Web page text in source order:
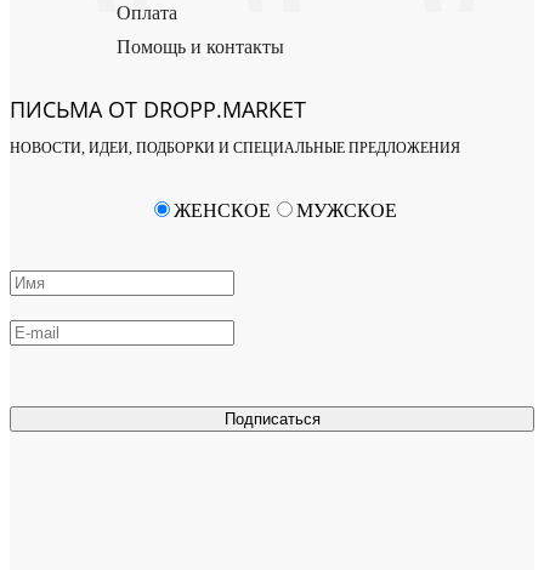
Оплата
Помощь и контакты
ПИСЬМА ОТ DROPP.MARKET
НОВОСТИ, ИДЕИ, ПОДБОРКИ И СПЕЦИАЛЬНЫЕ ПРЕДЛОЖЕНИЯ
Подписаться
ЖЕНСКОЕ МУЖСКОЕ